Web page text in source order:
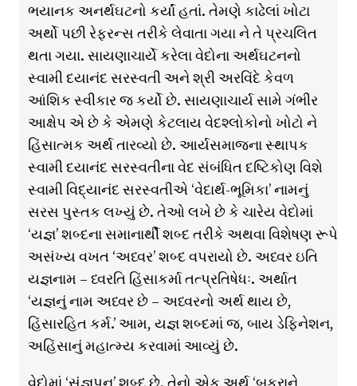
ભયાનક અનર્થઘટનો કર્યાં હતાં. તેમણે કાઢેલાં ખોટા
અર્થો પછી રેફરન્સ તરીકે લેવાતા ગયા ને તે પ્રચલિત
થતા ગયા. સાયણાચાર્યે કરેલા વેદોના અર્થઘટનનો
સ્વામી દયાનંદ સરસ્વતી અને શ્રી અરવિંદે કેવળ
આંશિક સ્વીકાર જ કર્યો છે. સાયણાચાર્ય સામે ગંભીર
આક્ષેપ એ છે કે એમણે કેટલાય વેદશ્લોકોનો ખોટો ને
હિંસાત્મક અર્થ તારવ્યો છે. આર્યસમાજના સ્થાપક
સ્વામી દયાનંદ સરસ્વતીના વેદ સંબંધિત દષ્ટિકોણ વિશે
સ્વામી વિદ્યાનંદ સરસ્વતીએ ‘વેદાર્થ-ભૂમિકા’ નામનું
સરસ પુસ્તક લખ્યું છે. તેઓ લખે છે કે ચારેય વેદોમાં
‘યજ્ઞ’ શબ્દના સમાનાર્થી શબ્દ તરીકે અથવા વિશેષણ રૂપે
અસંખ્ય વખત ‘અધ્વર’ શબ્દ વપરાયો છે. અધ્વર ઇતિ
યજ્ઞનામ – ધ્વરતિ હિંસાકર્મા તત્પ્રતિષેધઃ. અર્થાત
‘યજ્ઞનું નામ અધ્વર છે – અધ્વરનો અર્થ થાય છે,
હિંસારહિત કર્મ.’ આમ, યજ્ઞ શબ્દમાં જ, બાય ડેફિનેશન,
અહિંસાનું મહાત્મ્ય કરવામાં આવ્યું છે.